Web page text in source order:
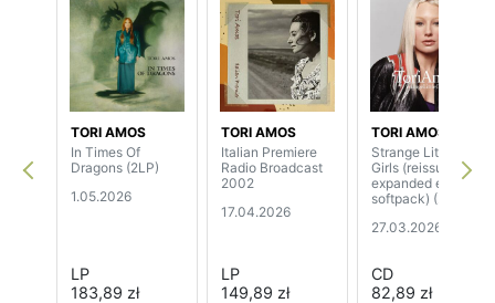
TORI AMOS
In Times Of
Dragons (2LP)
1.05.2026
LP
183,89 zł
TORI AMOS
Italian Premiere
Radio Broadcast
2002
17.04.2026
LP
149,89 zł
TORI AMOS
Strange Little
Girls (reissue,
expanded edition,
softpack) (2CD)
27.03.2026
CD
82,89 zł